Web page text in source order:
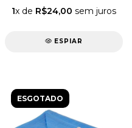
1x de R$24,00 sem juros
ESPIAR
ESGOTADO